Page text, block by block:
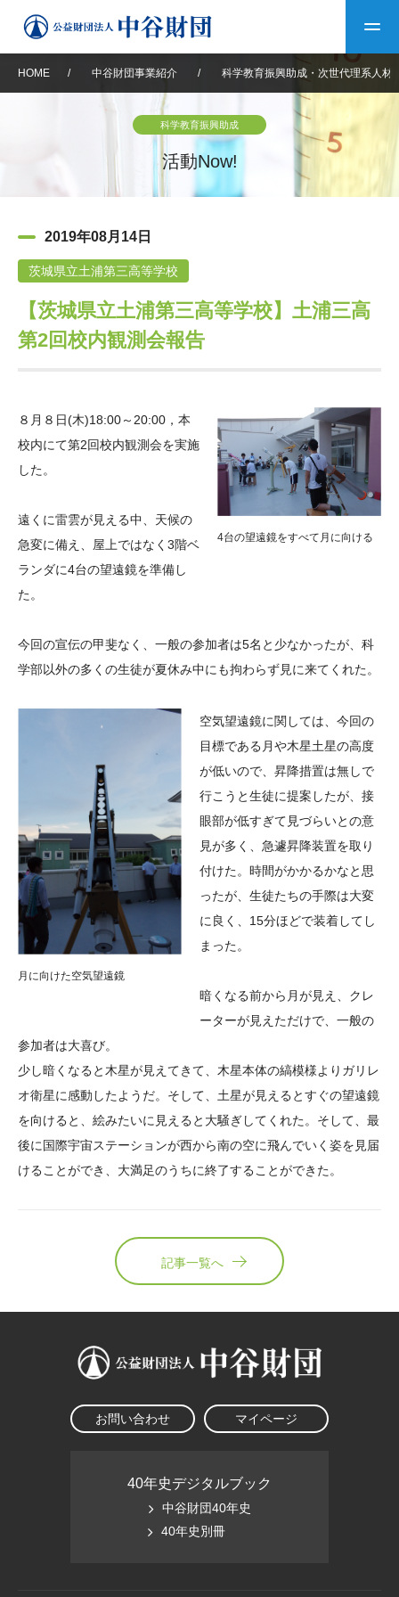
中谷財団について
設立趣意書
沿革 40年史デジタルブック
役員・評議員 公開情報
年報一覧 中谷財団レポート
中谷財団事業紹介
神戸賞 長期大型研究助成
大学院生奨学金
国際学生交流プログラ
次世代理系人材育成プ
ログラム助成
中谷財団動画紹介
その他情報
アクセス よくあるご質問
中谷財団アーカイブ
日本語 English マイページ
HOME / 中谷財団事業紹介 / 科学教育振興助成・次世代理系人材
科学教育振興助成
活動Now!
2019年08月14日
茨城県立土浦第三高等学校
【茨城県立土浦第三高等学校】土浦三高
第2回校内観測会報告
4台の望遠鏡をすべて月に向ける
８月８日(木)18:00～20:00，本
校内にて第2回校内観測会を実施
した。
遠くに雷雲が見える中、天候の
急変に備え、屋上ではなく3階ベ
ランダに4台の望遠鏡を準備し
た。
今回の宣伝の甲斐なく、一般の参加者は5名と少なかったが、科
学部以外の多くの生徒が夏休み中にも拘わらず見に来てくれた。
月に向けた空気望遠鏡
空気望遠鏡に関しては、今回の
目標である月や木星土星の高度
が低いので、昇降措置は無しで
行こうと生徒に提案したが、接
眼部が低すぎて見づらいとの意
見が多く、急遽昇降装置を取り
付けた。時間がかかるかなと思
ったが、生徒たちの手際は大変
に良く、15分ほどで装着してし
まった。
暗くなる前から月が見え、クレ
ーターが見えただけで、一般の
参加者は大喜び。
少し暗くなると木星が見えてきて、木星本体の縞模様よりガリレ
オ衛星に感動したようだ。そして、土星が見えるとすぐの望遠鏡
を向けると、絵みたいに見えると大騒ぎしてくれた。そして、最
後に国際宇宙ステーションが西から南の空に飛んでいく姿を見届
けることができ、大満足のうちに終了することができた。
記事一覧へ
お問い合わせ マイページ
40年史デジタルブック
中谷財団40年史
40年史別冊